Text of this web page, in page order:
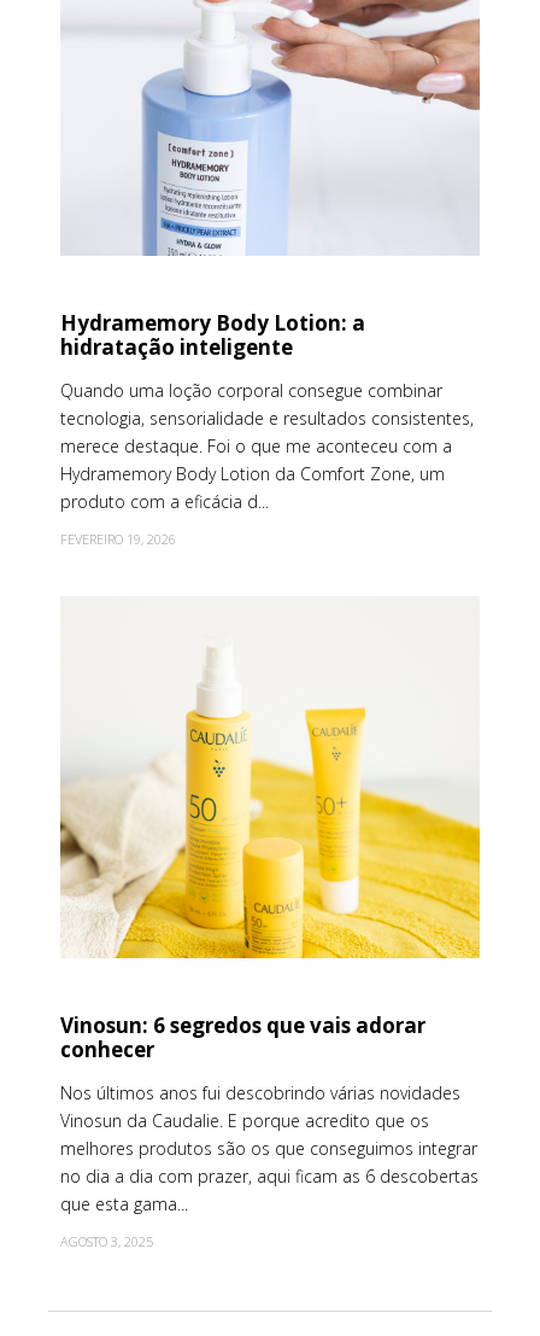
Hydramemory Body Lotion: a
hidratação inteligente
Quando uma loção corporal consegue combinar
tecnologia, sensorialidade e resultados consistentes,
merece destaque. Foi o que me aconteceu com a
Hydramemory Body Lotion da Comfort Zone, um
produto com a eficácia d...
FEVEREIRO 19, 2026
Vinosun: 6 segredos que vais adorar
conhecer
Nos últimos anos fui descobrindo várias novidades
Vinosun da Caudalie. E porque acredito que os
melhores produtos são os que conseguimos integrar
no dia a dia com prazer, aqui ficam as 6 descobertas
que esta gama...
AGOSTO 3, 2025